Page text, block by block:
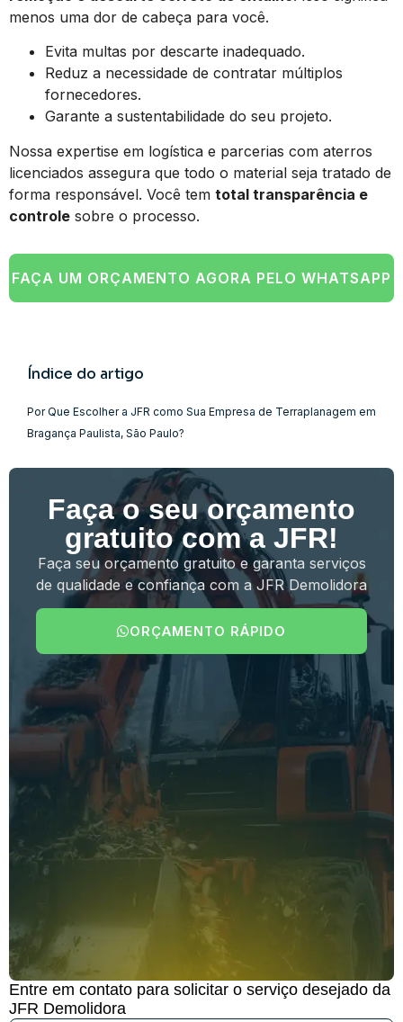
menos uma dor de cabeça para você.
Evita multas por descarte inadequado.
Reduz a necessidade de contratar múltiplos
fornecedores.
Garante a sustentabilidade do seu projeto.
Nossa expertise em logística e parcerias com aterros
licenciados assegura que todo o material seja tratado de
forma responsável. Você tem total transparência e
controle sobre o processo.
FAÇA UM ORÇAMENTO AGORA PELO WHATSAPP
Índice do artigo
Por Que Escolher a JFR como Sua Empresa de Terraplanagem em
Bragança Paulista, São Paulo?
Faça o seu orçamento
gratuito com a JFR!
Faça seu orçamento gratuito e garanta serviços
de qualidade e confiança com a JFR Demolidora
ORÇAMENTO RÁPIDO
Entre em contato para solicitar o serviço desejado da
JFR Demolidora